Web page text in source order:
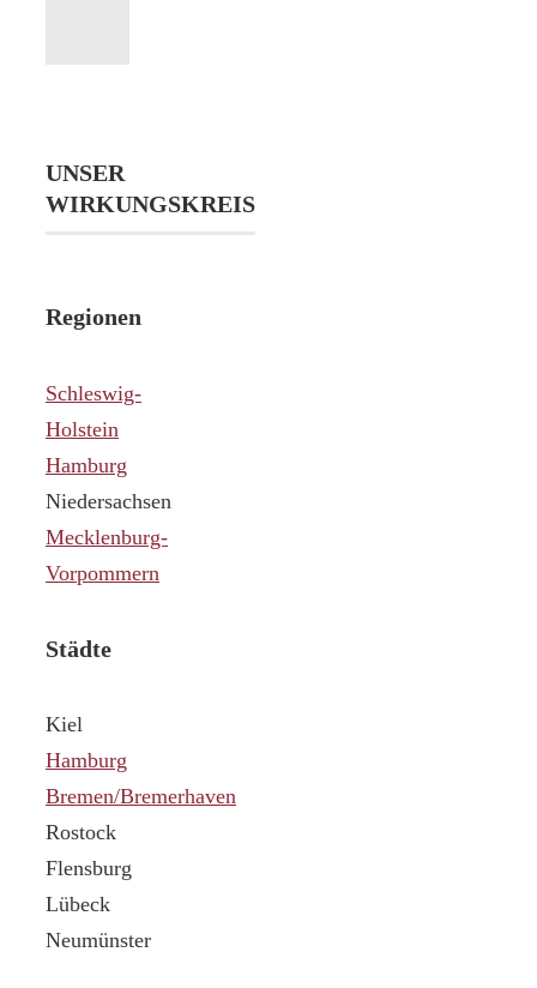
UNSER
WIRKUNGSKREIS
Regionen
Schleswig-
Holstein
Hamburg
Niedersachsen
Mecklenburg-
Vorpommern
Städte
Kiel
Hamburg
Bremen/Bremerhaven
Rostock
Flensburg
Lübeck
Neumünster